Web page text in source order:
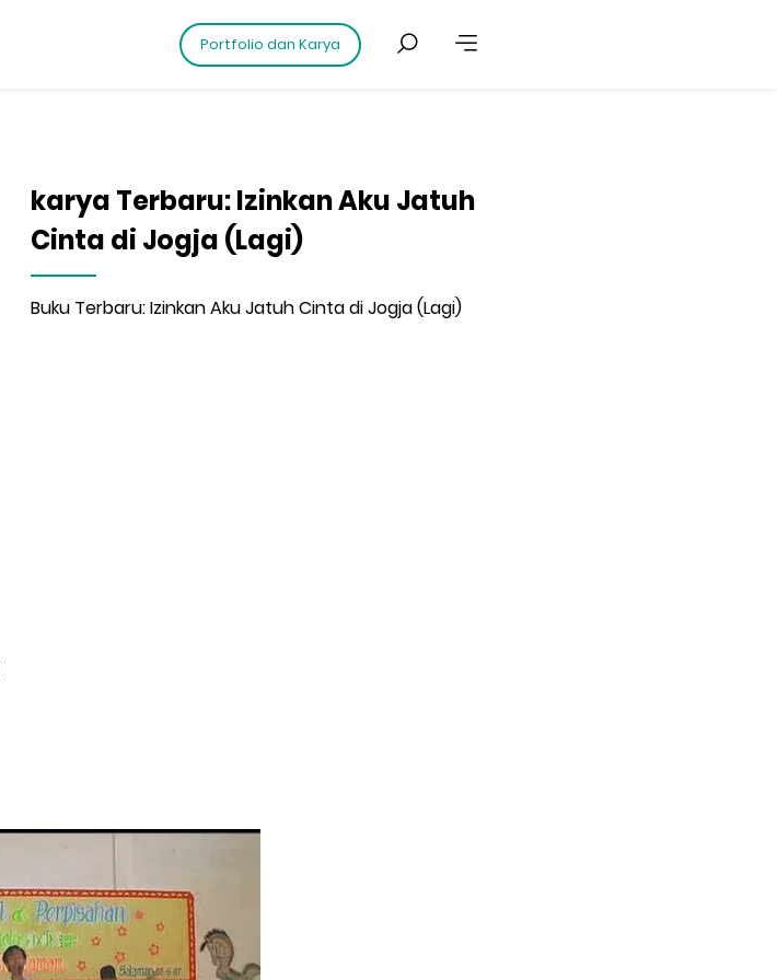
Portfolio dan Karya
karya Terbaru: Izinkan Aku Jatuh
Cinta di Jogja (Lagi)
Buku Terbaru: Izinkan Aku Jatuh Cinta di Jogja (Lagi)